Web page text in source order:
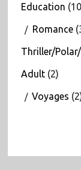
Education
Romance
Thriller/
Adult(2)
Voyages